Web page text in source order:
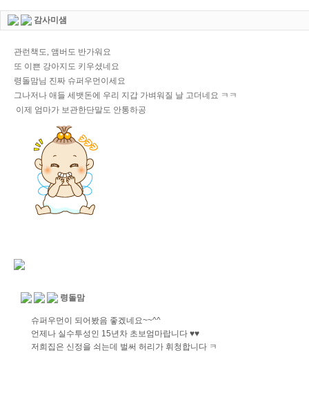
감사미샘
관런책도, 앰버도 반가워요
또 이쁜 강아지도 키우셨네요
령돌맘님 진짜 슈퍼우먼이세요
그나저나 애들 세뱃돈에 우리 지갑 가벼워질 날 고더네요 ㅋㅋ
이제 엄마가 보관한단말도 안통하공
령돌맘
슈퍼우먼이 되어봤음 좋겠네요~~^^
언제나 실수투성인 15년차 초보엄마랍니다 ♥♥
저희집은 신정을 쇠는데 벌써 허리가 휘청합니다 ㅋ